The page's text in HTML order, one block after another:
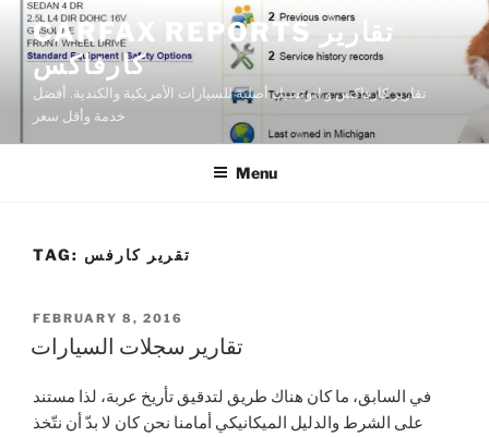
Skip
content
CARFAX REPORTS تقارير
كارفاكس
تقارير كارفاكس و اتوتشيك أصلية للسيارات الأمريكية والكندية. أفضل
خدمة وأقل سعر
Menu
TAG: تقرير كارفس
POSTED
ON
FEBRUARY 8, 2016
تقارير سجلات السيارات
في السابق، ما كان هناك طريق لتدقيق تأريخ عربة، لذا مستند
على الشرط والدليل الميكانيكي أمامنا نحن كان لا بدّ أن نتّخذ